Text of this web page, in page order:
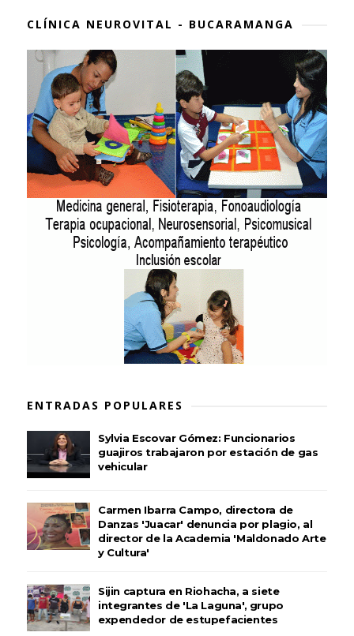
CLÍNICA NEUROVITAL - BUCARAMANGA
ENTRADAS POPULARES
Sylvia Escovar Gómez: Funcionarios
guajiros trabajaron por estación de gas
vehicular
Carmen Ibarra Campo, directora de
Danzas 'Juacar' denuncia por plagio, al
director de la Academia 'Maldonado Arte
y Cultura'
Sijin captura en Riohacha, a siete
integrantes de 'La Laguna', grupo
expendedor de estupefacientes